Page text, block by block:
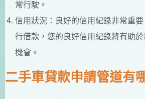
常行駛。
信用狀況：良好的信用紀錄非常重
行借款，您的良好信用紀錄將有助
機會。
二手車貸款申請管道有